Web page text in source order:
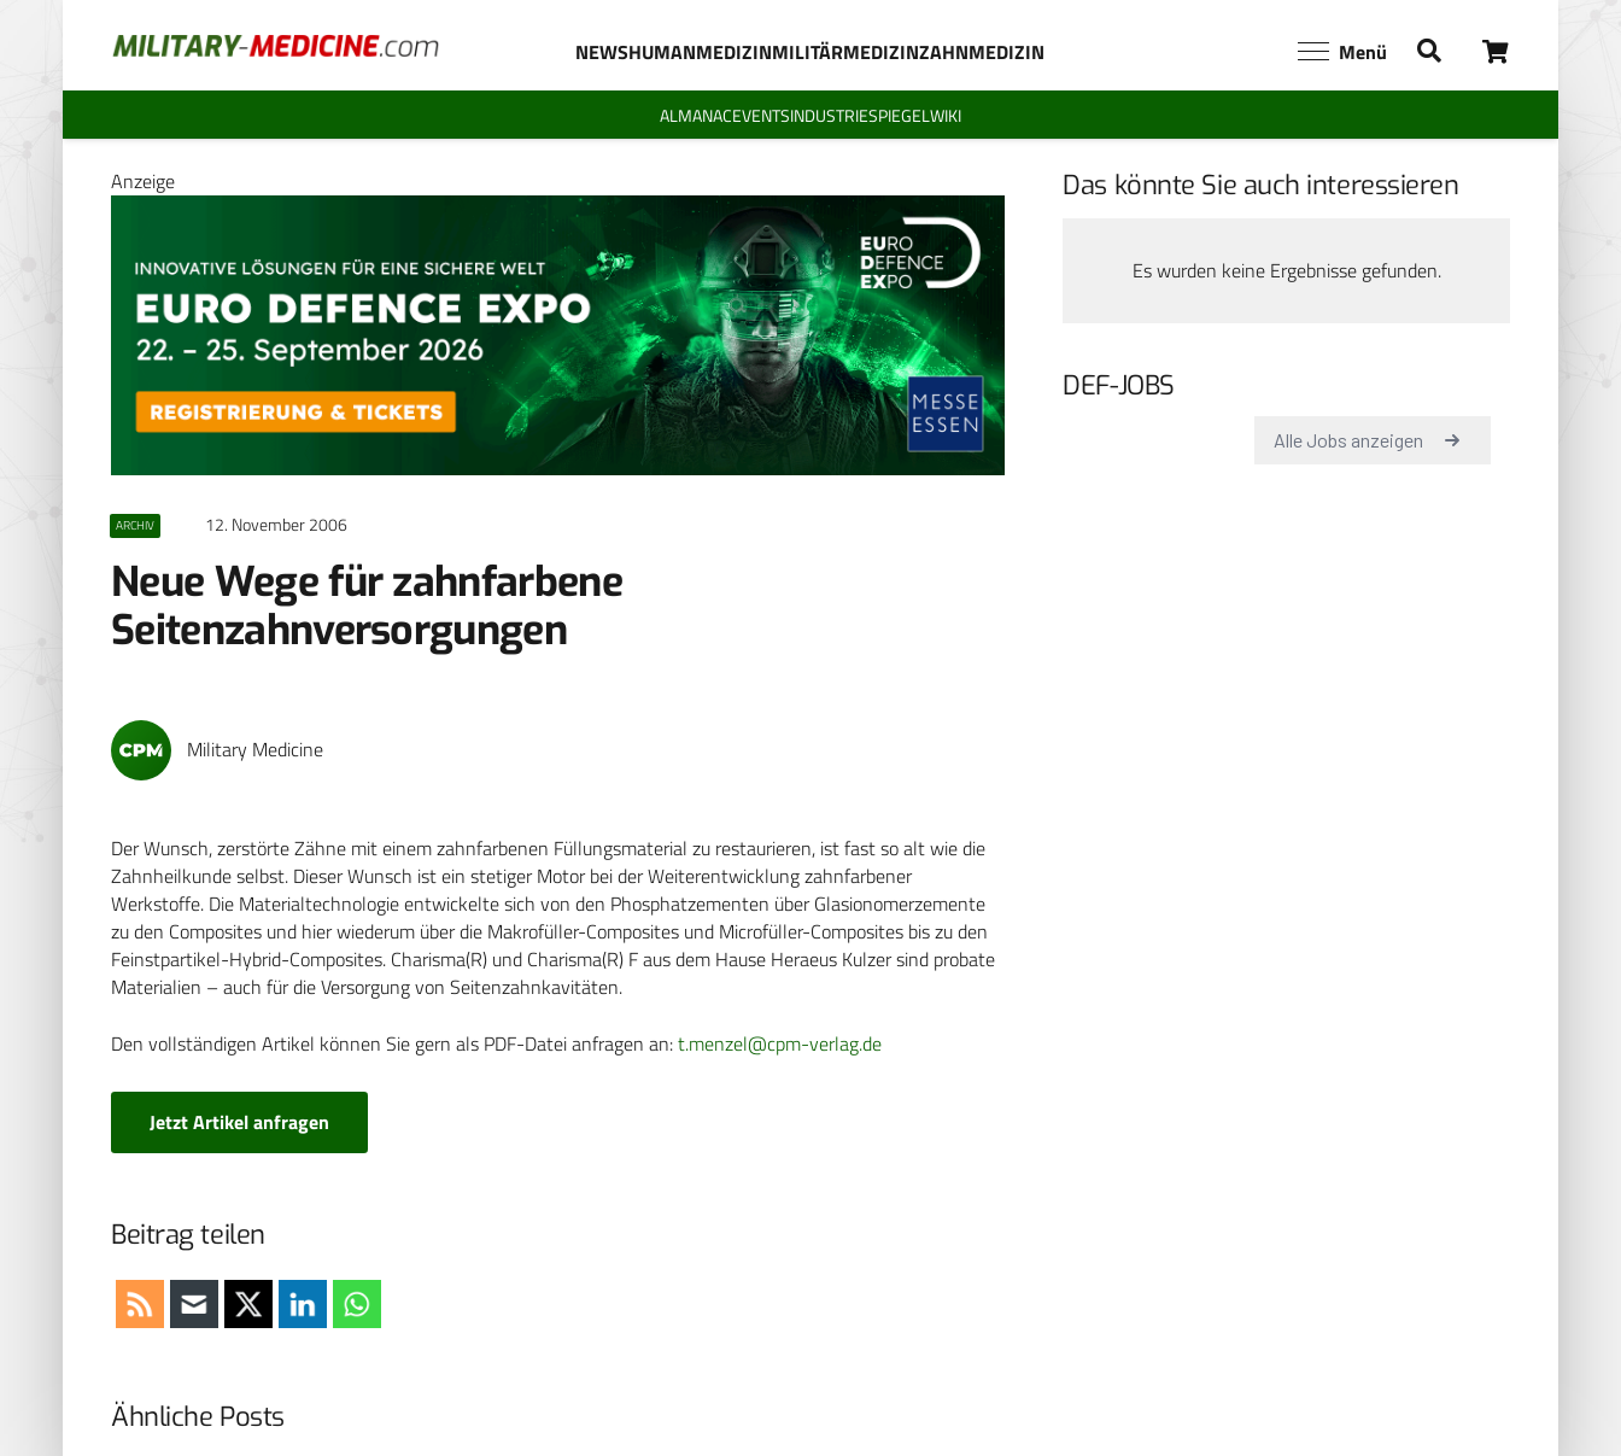
NEWSHUMANMEDIZINMILITÄRMEDIZINZAHNMEDIZIN Menü
ALMANACEVENTSINDUSTRIESPIEGELWIKI
Anzeige
ARCHIV 12. November 2006
Neue Wege für zahnfarbene
Seitenzahnversorgungen
Military Medicine
Der Wunsch, zerstörte Zähne mit einem zahnfarbenen Füllungsmaterial zu restaurieren, ist fast so alt wie die
Zahnheilkunde selbst. Dieser Wunsch ist ein stetiger Motor bei der Weiterentwicklung zahnfarbener
Werkstoffe. Die Materialtechnologie entwickelte sich von den Phosphatzementen über Glasionomerzemente
zu den Composites und hier wiederum über die Makrofüller-Composites und Microfüller-Composites bis zu den
Feinstpartikel-Hybrid-Composites. Charisma(R) und Charisma(R) F aus dem Hause Heraeus Kulzer sind probate
Materialien – auch für die Versorgung von Seitenzahnkavitäten.
Den vollständigen Artikel können Sie gern als PDF-Datei anfragen an:t.menzel@cpm-verlag.de
Jetzt Artikel anfragen
Beitrag teilen
Das könnte Sie auch interessieren
Es wurden keine Ergebnisse gefunden.
DEF-JOBS
Ähnliche Posts